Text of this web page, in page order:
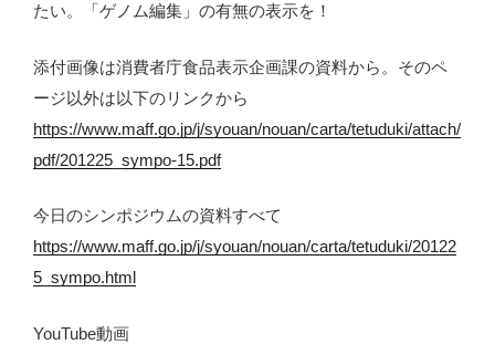
たい。「ゲノム編集」の有無の表示を！
添付画像は消費者庁食品表示企画課の資料から。そのペ
ージ以外は以下のリンクから
https://www.maff.go.jp/j/syouan/nouan/carta/tetuduki/attach/
pdf/201225_sympo-15.pdf
今日のシンポジウムの資料すべて
https://www.maff.go.jp/j/syouan/nouan/carta/tetuduki/20122
5_sympo.html
YouTube動画